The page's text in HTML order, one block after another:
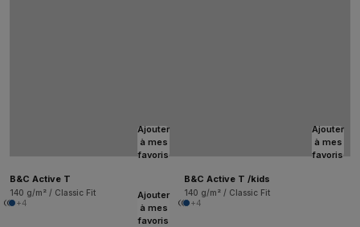
Ajouter
à mes
favoris
B&C Active T
140 g/m² / Classic Fit
+4
Ajouter
à mes
favoris
B&C Active T /kids
140 g/m² / Classic Fit
+4
Ajouter
à mes
favoris